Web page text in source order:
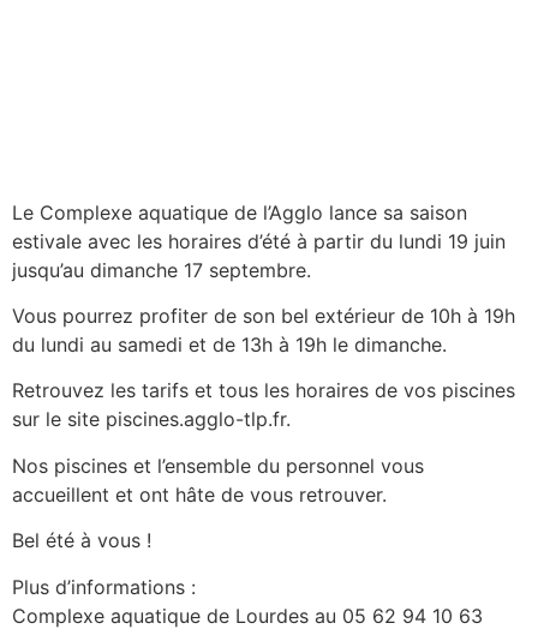
Le Complexe aquatique de l’Agglo lance sa saison
estivale avec les horaires d’été à partir du lundi 19 juin
jusqu’au dimanche 17 septembre.
Vous pourrez profiter de son bel extérieur de 10h à 19h
du lundi au samedi et de 13h à 19h le dimanche.
Retrouvez les tarifs et tous les horaires de vos piscines
sur le site piscines.agglo-tlp.fr.
Nos piscines et l’ensemble du personnel vous
accueillent et ont hâte de vous retrouver.
Bel été à vous !
Plus d’informations :
Complexe aquatique de Lourdes au 05 62 94 10 63